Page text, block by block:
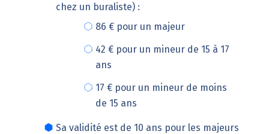
chez un buraliste) :
86 € pour un majeur
42 € pour un mineur de 15 à 17
ans
17 € pour un mineur de moins
de 15 ans
Sa validité est de 10 ans pour les majeurs